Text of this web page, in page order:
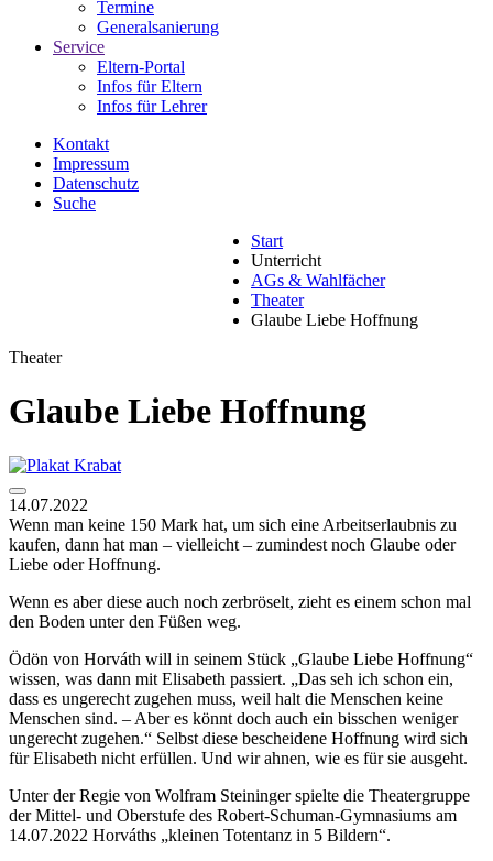
Termine
Generalsanierung
Service
Eltern-Portal
Infos für Eltern
Infos für Lehrer
Kontakt
Impressum
Datenschutz
Suche
Start
Unterricht
AGs & Wahlfächer
Theater
Glaube Liebe Hoffnung
Theater
Glaube Liebe Hoffnung
14.07.2022
Wenn man keine 150 Mark hat, um sich eine Arbeitserlaubnis zu
kaufen, dann hat man – vielleicht – zumindest noch Glaube oder
Liebe oder Hoffnung.
Wenn es aber diese auch noch zerbröselt, zieht es einem schon mal
den Boden unter den Füßen weg.
Ödön von Horváth will in seinem Stück „Glaube Liebe Hoffnung“
wissen, was dann mit Elisabeth passiert. „Das seh ich schon ein,
dass es ungerecht zugehen muss, weil halt die Menschen keine
Menschen sind. – Aber es könnt doch auch ein bisschen weniger
ungerecht zugehen.“ Selbst diese bescheidene Hoffnung wird sich
für Elisabeth nicht erfüllen. Und wir ahnen, wie es für sie ausgeht.
Unter der Regie von Wolfram Steininger spielte die Theatergruppe
der Mittel- und Oberstufe des Robert-Schuman-Gymnasiums am
14.07.2022 Horváths „kleinen Totentanz in 5 Bildern“.